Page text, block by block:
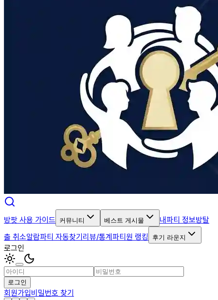
방팟 사용 가이드 커뮤니티 베스트 게시물 내파티 정보방탈
출 취소알람파티 자동찾기리뷰/통계파티원 랭킹 후기 라운지
로그인
로그인
회원가입비밀번호 찾기